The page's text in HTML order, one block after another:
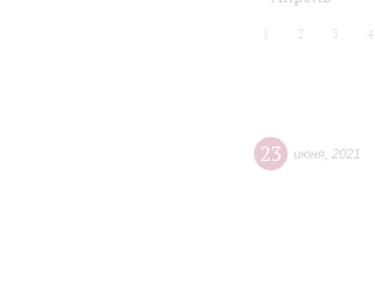
2 3 4
23 июня 2021